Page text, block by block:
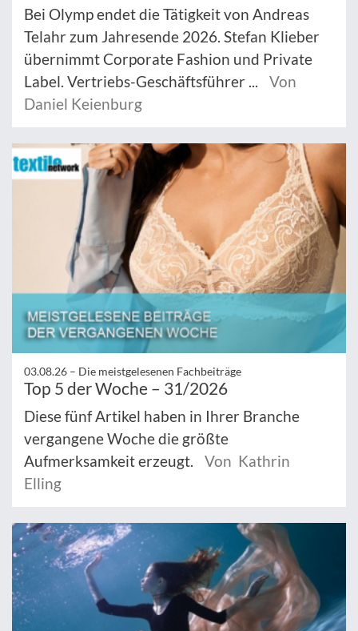
Bei Olymp endet die Tätigkeit von Andreas
Telahr zum Jahresende 2026. Stefan Klieber
übernimmt Corporate Fashion und Private
Label. Vertriebs-Geschäftsführer ...
Von
Daniel Keienburg
03.08.26 – Die meistgelesenen Fachbeiträge
Top 5 der Woche – 31/2026
Diese fünf Artikel haben in Ihrer Branche
vergangene Woche die größte
Aufmerksamkeit erzeugt.
Von Kathrin
Elling